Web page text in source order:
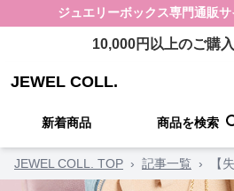
ジュエリーボックス専門通販サ
10,000円以上のご購
JEWEL COLL.
新着商品 商品を検索
JEWEL COLL. TOP › 記事一覧 › 【